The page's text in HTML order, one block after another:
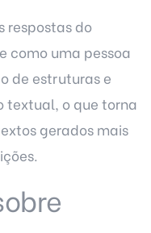
respostas do
como uma pessoa
de estruturas e
textual, o que torna
gerados mais